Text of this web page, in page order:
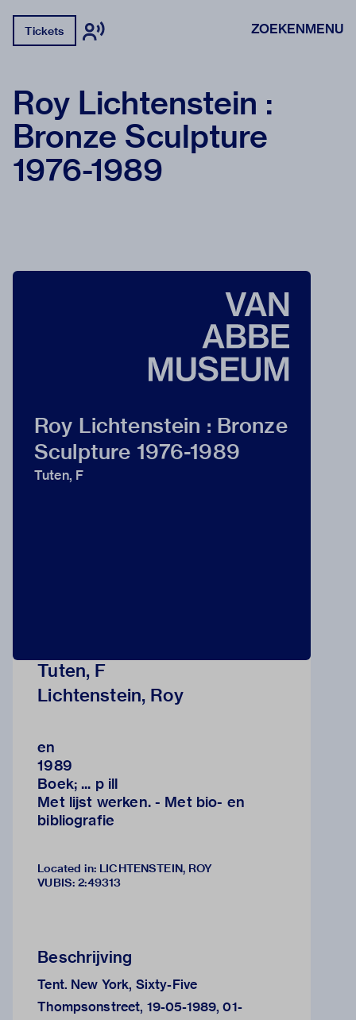
Tickets ZOEKENMENU
Roy Lichtenstein :
Bronze Sculpture
1976-1989
Roy Lichtenstein : Bronze
Sculpture 1976-1989
Tuten, F
Tuten, F
Lichtenstein, Roy
en
1989
Boek; ... p ill
Met lijst werken. - Met bio- en
bibliografie
Located in: LICHTENSTEIN, ROY
VUBIS: 2:49313
Beschrijving
Tent. New York, Sixty-Five
Thompsonstreet, 19-05-1989, 01-